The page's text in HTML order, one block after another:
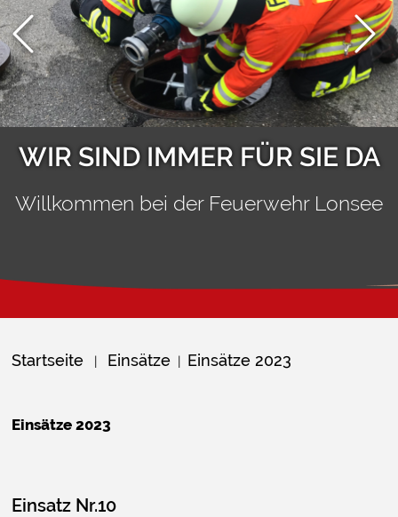
Next
WIR SIND IMMER FÜR SIE DA
Willkommen bei der Feuerwehr Lonsee
Startseite | Einsätze | Einsätze 2023
Einsätze 2023
Einsatz Nr.10